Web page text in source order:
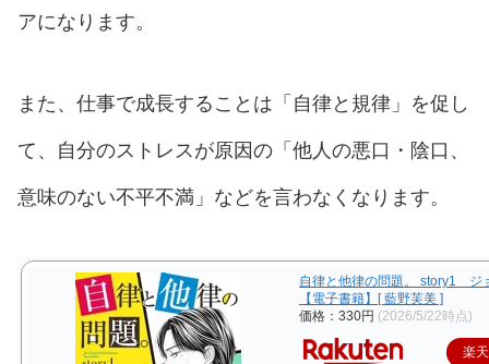
アになります。
また、仕事で成長することは「自律と規律」を促し
て、自分のストレスが原因の「他人の悪口・陰口、
意味のない不平不満」などを言わなくなります。
自律と他律の問題。 story1 ジ
【電子書籍】[ 藍野芙美 ]
価格：330円 (2026/5/22時点)
楽